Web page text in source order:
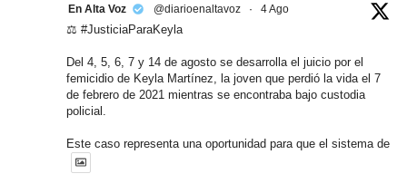
En Alta Voz @diarioenaltavoz · 4 Ago
⚖️ #JusticiaParaKeyla
Del 4, 5, 6, 7 y 14 de agosto se desarrolla el juicio por el
femicidio de Keyla Martínez, la joven que perdió la vida el 7
de febrero de 2021 mientras se encontraba bajo custodia
policial.
Este caso representa una oportunidad para que el sistema de